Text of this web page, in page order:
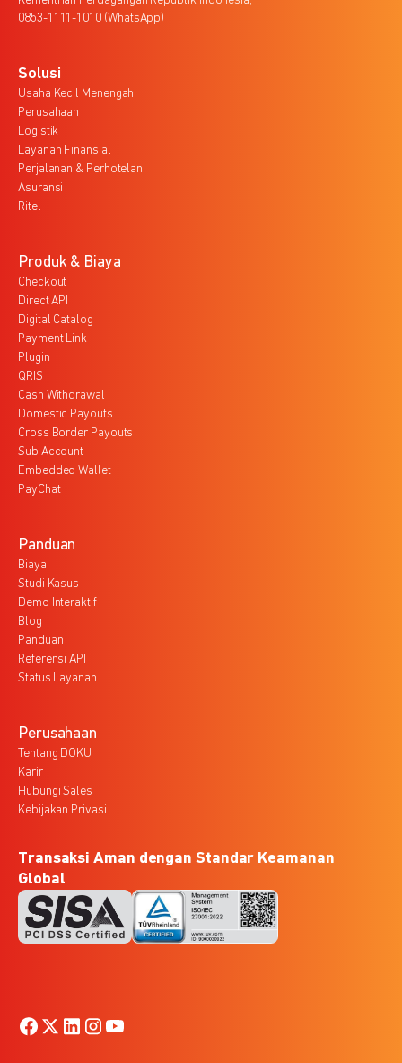
0853-1111-1010 (WhatsApp)
Solusi
Usaha Kecil Menengah
Perusahaan
Logistik
Layanan Finansial
Perjalanan & Perhotelan
Asuransi
Ritel
Produk & Biaya
Checkout
Direct API
Digital Catalog
Payment Link
Plugin
QRIS
Cash Withdrawal
Domestic Payouts
Cross Border Payouts
Sub Account
Embedded Wallet
PayChat
Panduan
Biaya
Studi Kasus
Demo Interaktif
Blog
Panduan
Referensi API
Status Layanan
Perusahaan
Tentang DOKU
Karir
Hubungi Sales
Kebijakan Privasi
Transaksi Aman dengan Standar Keamanan
Global